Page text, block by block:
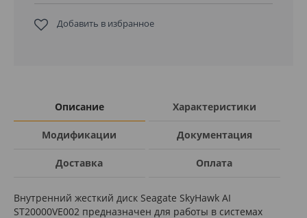
Добавить в избранное
Описание Характеристики
Модификации Документация
Доставка Оплата
Внутренний жесткий диск Seagate SkyHawk AI
ST20000VE002 предназначен для работы в системах